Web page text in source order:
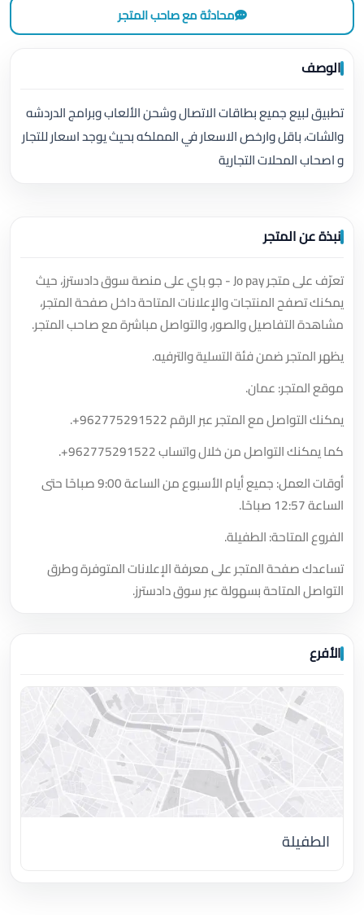
محادثة مع صاحب المتجر
الوصف
تطبيق لبيع جميع بطاقات الاتصال وشحن الألعاب وبرامج الدردشه
والشات، باقل وارخص الاسعار في المملكه بحيث يوجد اسعار للتجار
و اصحاب المحلات التجارية
نبذة عن المتجر
تعرّف على متجر Jo pay - جو باي على منصة سوق دادسترز، حيث
يمكنك تصفح المنتجات والإعلانات المتاحة داخل صفحة المتجر،
مشاهدة التفاصيل والصور، والتواصل مباشرة مع صاحب المتجر.
يظهر المتجر ضمن فئة التسلية والترفيه.
موقع المتجر: عمان.
يمكنك التواصل مع المتجر عبر الرقم+962775291522
.
كما يمكنك التواصل من خلال واتساب+962775291522
.
أوقات العمل: جميع أيام الأسبوع من الساعة 9:00 صباحًا حتى
الساعة 12:57 صباحًا.
الفروع المتاحة: الطفيلة.
تساعدك صفحة المتجر على معرفة الإعلانات المتوفرة وطرق
التواصل المتاحة بسهولة عبر سوق دادسترز.
الأفرع
الطفيلة